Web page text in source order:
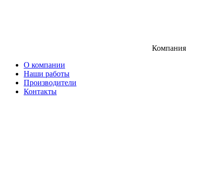
Компания
О компании
Наши работы
Производители
Контакты